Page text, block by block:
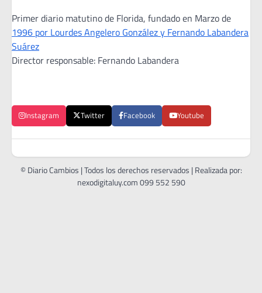
Primer diario matutino de Florida, fundado en Marzo de
1996 por Lourdes Angelero González y Fernando Labandera
Suárez
Director responsable: Fernando Labandera
Instagram Twitter Facebook Youtube